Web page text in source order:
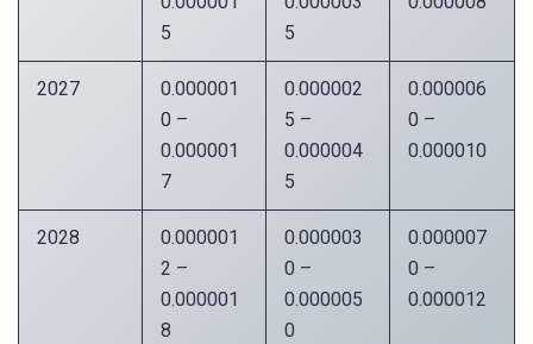
5
5
2027
0.000001
0 –
0.000001
7
0.000002
5 –
0.000004
5
0.000006
0 –
0.000010
2028
0.000001
2 –
0.000001
8
0.000003
0 –
0.000005
0
0.000007
0 –
0.000012